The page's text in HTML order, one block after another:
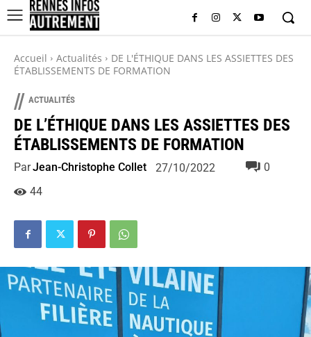
Accueil Actualités
DE L'ÉTHIQUE DANS LES ASSIETTES DES
ÉTABLISSEMENTS DE FORMATION
// ACTUALITÉS
DE L’ÉTHIQUE DANS LES ASSIETTES DES
ÉTABLISSEMENTS DE FORMATION
ParJean-Christophe Collet 27/10/2022
0
44